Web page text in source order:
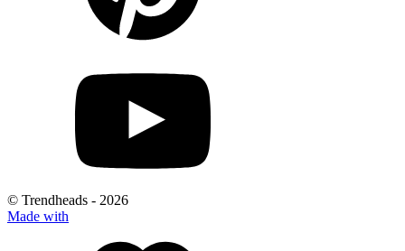
© Trendheads - 2026
Made with